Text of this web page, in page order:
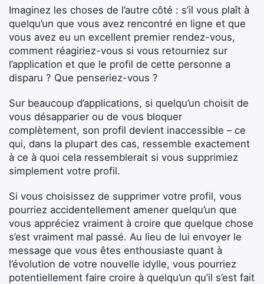
Imaginez les choses de l’autre côté : s’il vous plaît à
quelqu’un que vous avez rencontré en ligne et que
vous avez eu un excellent premier rendez-vous,
comment réagiriez-vous si vous retourniez sur
l’application et que le profil de cette personne a
disparu ? Que penseriez-vous ?
Sur beaucoup d’applications, si quelqu’un choisit de
vous désapparier ou de vous bloquer
complètement, son profil devient inaccessible – ce
qui, dans la plupart des cas, ressemble exactement
à ce à quoi cela ressemblerait si vous supprimiez
simplement votre profil.
Si vous choisissez de supprimer votre profil, vous
pourriez accidentellement amener quelqu’un que
vous appréciez vraiment à croire que quelque chose
s’est vraiment mal passé. Au lieu de lui envoyer le
message que vous êtes enthousiaste quant à
l’évolution de votre nouvelle idylle, vous pourriez
potentiellement faire croire à quelqu’un qu’il s’est fait